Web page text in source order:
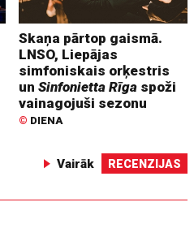
Skaņa pārtop gaismā.
LNSO, Liepājas
simfoniskais orķestris
unSinfonietta Rīga spoži
vainagojuši sezonu
© DIENA
Vairāk RECENZIJAS